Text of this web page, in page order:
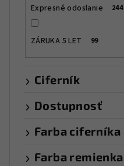
Expresné odoslanie 244
ZÁRUKA 5 LET 99
Ciferník
Dostupnosť
Farba ciferníka
Farba remienka